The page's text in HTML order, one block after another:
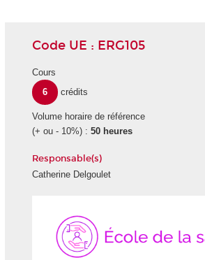
Code UE : ERG105
Cours
6
crédits
Volume horaire de référence
(+ ou - 10%) : 50 heures
Responsable(s)
Catherine Delgoulet